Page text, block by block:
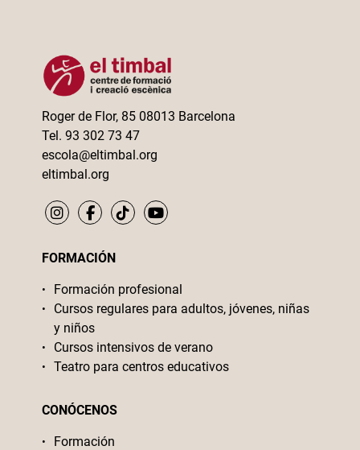
Roger de Flor, 85 08013 Barcelona
Tel. 93 302 73 47
escola@eltimbal.org
eltimbal.org
FORMACIÓN
Formación profesional
Cursos regulares para adultos, jóvenes, niñas
y niños
Cursos intensivos de verano
Teatro para centros educativos
CONÓCENOS
Formación